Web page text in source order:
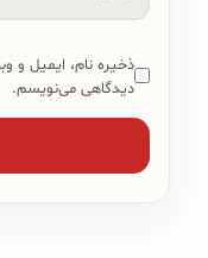
ذخیره نام، ایمیل و
دیدگاهی می‌نویسم.